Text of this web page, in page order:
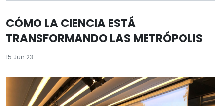
CÓMO LA CIENCIA ESTÁ
TRANSFORMANDO LAS METRÓPOLIS
15 Jun 23